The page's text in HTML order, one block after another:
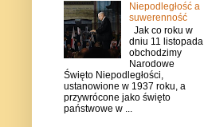
Niepodległość a
suwerenność
Jak co roku w
dniu 11 listopada
obchodzimy
Narodowe
Święto Niepodległości,
ustanowione w 1937 roku, a
przywrócone jako święto
państwowe w ...